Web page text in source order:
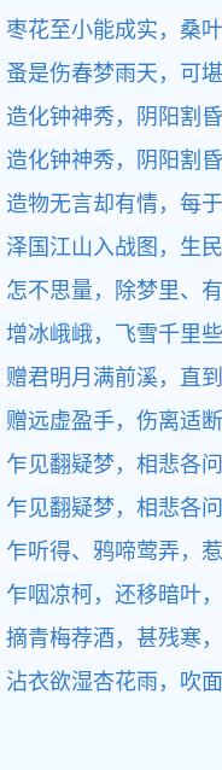
枣花至小能成实，桑
蚤是伤春梦雨天，可
造化钟神秀，阴阳割昏
造化钟神秀，阴阳割昏
造物无言却有情，每
泽国江山入战图，生
怎不思量，除梦里、有
增冰峨峨，飞雪千里些
赠君明月满前溪，直到
赠远虚盈手，伤离适断
乍见翻疑梦，相悲各问
乍见翻疑梦，相悲各问
乍听得、鸦啼莺弄，
乍咽凉柯，还移暗叶
摘青梅荐酒，甚残寒
沾衣欲湿杏花雨，吹